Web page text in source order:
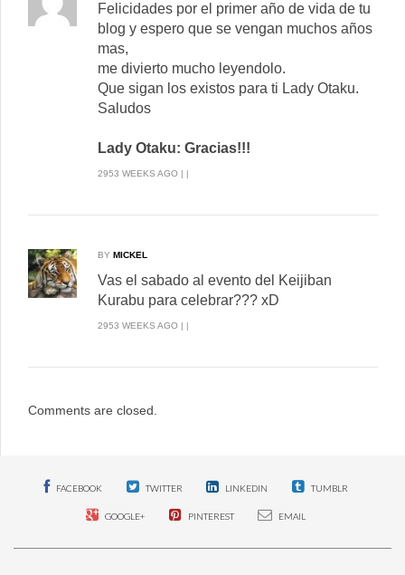
Felicidades por el primer año de vida de tu
blog y espero que se vengan muchos años
mas,
me divierto mucho leyendolo.
Que sigan los existos para ti Lady Otaku.
Saludos
Lady Otaku: Gracias!!!
2953 WEEKS AGO | |
BY MICKEL
Vas el sabado al evento del Keijiban
Kurabu para celebrar??? xD
2953 WEEKS AGO | |
Comments are closed.
FACEBOOK TWITTER LINKEDIN TUMBLR
GOOGLE+ PINTEREST EMAIL